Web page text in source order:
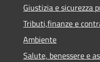
Giustizia e sicurezza
Tributi,finanze e
Ambiente
Salute, benessere e